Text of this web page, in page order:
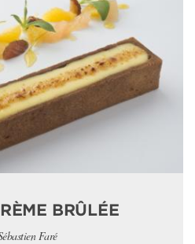
BRÛLÉE
Faré